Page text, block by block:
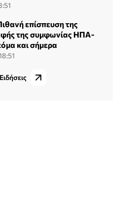
επίσπευση της
της συμφωνίας ΗΠΑ-
και σήμερα